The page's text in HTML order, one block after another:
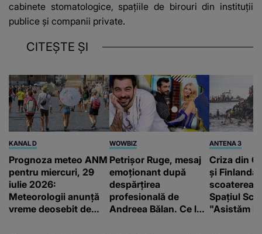
cabinete stomatologice, spaţiile de birouri din instituţii
publice şi companii private.
CITEȘTE ȘI
KANAL D
Prognoza meteo ANM
pentru miercuri, 29
iulie 2026:
Meteorologii anunță
vreme deosebit de
WOWBIZ
Petrișor Ruge, mesaj
emoționant după
despărțirea
profesională de
Andreea Bălan. Ce le-
ANTENA 3
Criza din
și Finlanda
scoaterea
Spațiul
"Asistăm